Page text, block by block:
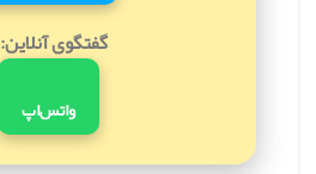
گفتگوی آنلاین:
واتس‌اپ